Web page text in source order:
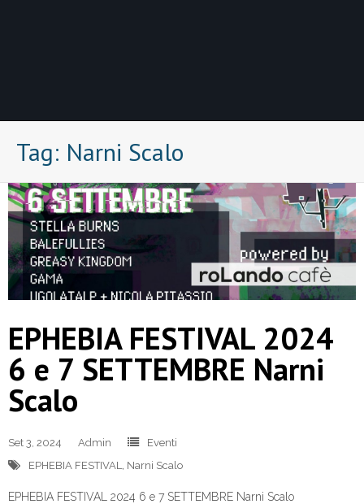
Tag: Narni Scalo
EPHEBIA FESTIVAL 2024
6 e 7 SETTEMBRE Narni
Scalo
Set 3, 2024 Admin
Eventi
EPHEBIA FESTIVAL
Narni Scalo
EPHEBIA FESTIVAL 2024 6 e 7 SETTEMBRE Narni Scalo